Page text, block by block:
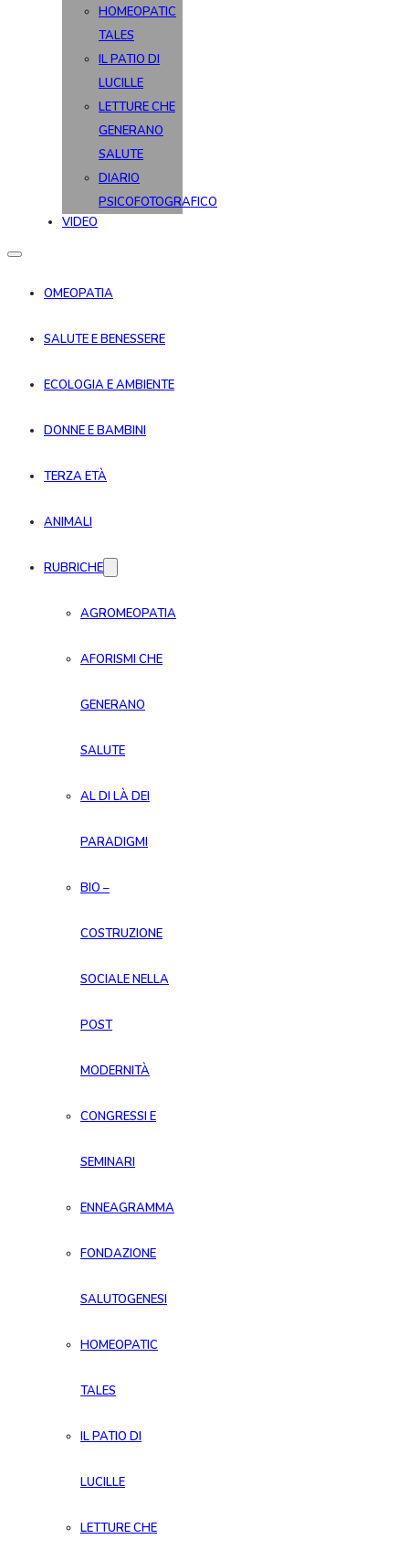
HOMEOPATIC
TALES
IL PATIO DI
LUCILLE
LETTURE CHE
GENERANO
SALUTE
DIARIO
PSICOFOTOGRAFICO
VIDEO
OMEOPATIA
SALUTE E BENESSERE
ECOLOGIA E AMBIENTE
DONNE E BAMBINI
TERZA ETÀ
ANIMALI
RUBRICHE
AGROMEOPATIA
AFORISMI CHE
GENERANO
SALUTE
AL DI LÀ DEI
PARADIGMI
BIO –
COSTRUZIONE
SOCIALE NELLA
POST
MODERNITÀ
CONGRESSI E
SEMINARI
ENNEAGRAMMA
FONDAZIONE
SALUTOGENESI
HOMEOPATIC
TALES
IL PATIO DI
LUCILLE
LETTURE CHE